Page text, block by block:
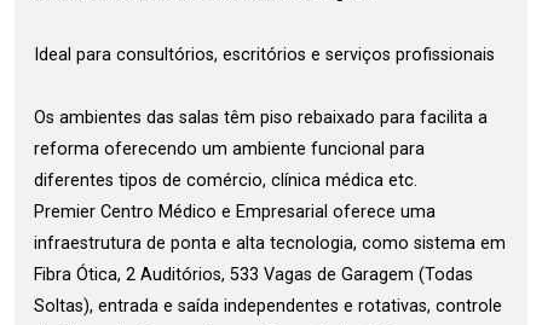
Ideal para consultórios, escritórios e serviços profissionais
Os ambientes das salas têm piso rebaixado para facilita a
reforma oferecendo um ambiente funcional para
diferentes tipos de comércio, clínica médica etc.
Premier Centro Médico e Empresarial oferece uma
infraestrutura de ponta e alta tecnologia, como sistema em
Fibra Ótica, 2 Auditórios, 533 Vagas de Garagem (Todas
Soltas), entrada e saída independentes e rotativas, controle